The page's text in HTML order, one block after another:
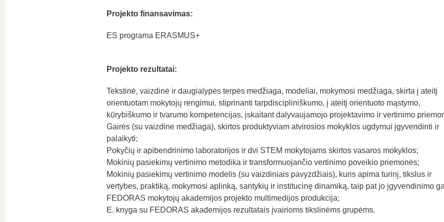
Projekto finansavimas:
ES programa ERASMUS+
Projekto rezultatai:
Tekstinė, vaizdinė ir daugialypės terpės medžiaga, modeliai, mokymosi medžiaga, skirta į ateitį
orientuotam mokytojų rengimui, stiprinanti tarpdiscipliniškumo, į ateitį orientuoto mąstymo,
kūrybiškumo ir tvarumo kompetencijas, įskaitant dalyvaujamojo projektavimo ir vertinimo
Gairės (su vaizdine medžiaga), skirtos produktyviam atvirosios mokyklos ugdymui įgyvendinti ir
palaikyti;
Pokyčių ir apibendrinimo laboratorijos ir dvi STEM mokytojams skirtos vasaros mokyklos;
Mokinių pasiekimų vertinimo metodika ir transformuojančio vertinimo poveikio priemonės;
Mokinių pasiekimų vertinimo modelis (su vaizdiniais pavyzdžiais), kuris apima turinį, tikslus ir
vertybes, praktiką, mokymosi aplinką, santykių ir institucinę dinamiką, taip pat jo įgyvendinimo
FEDORAS mokytojų akademijos projekto multimedijos produkcija;
E. knyga su FEDORAS akademijos rezultatais įvairioms tikslinėms grupėms.